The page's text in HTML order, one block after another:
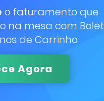
o faturamento que
na mesa com
de Carrinho
Agora